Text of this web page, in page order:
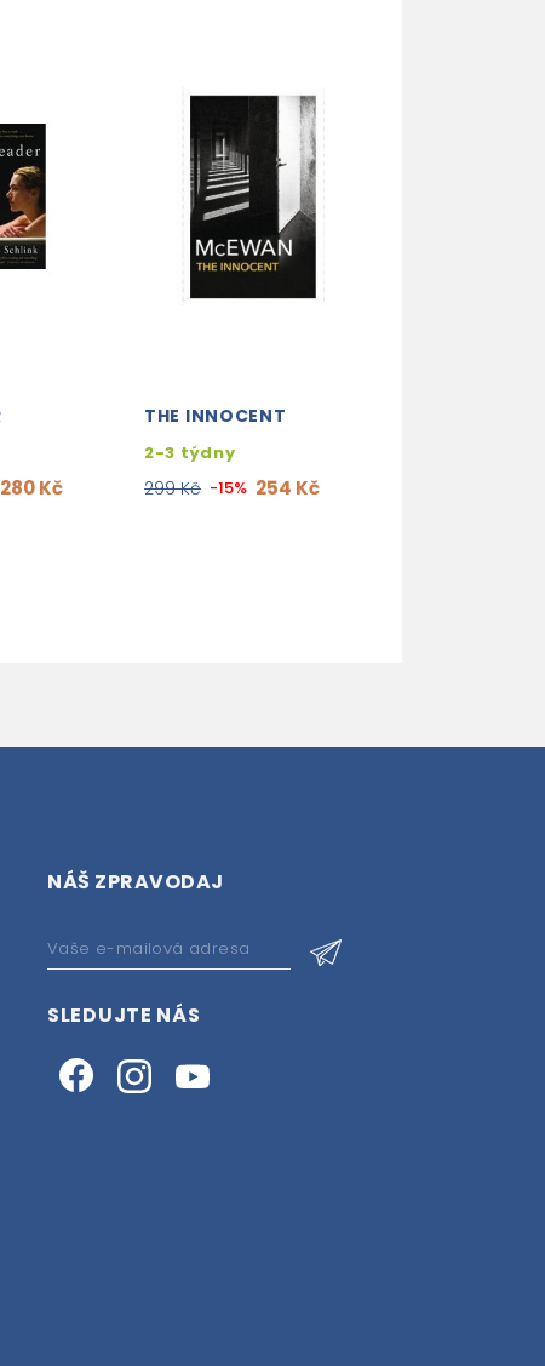
280 Kč
THE INNOCENT
2-3 týdny
299 Kč -15% 254 Kč
NÁŠ ZPRAVODAJ
SLEDUJTE NÁS